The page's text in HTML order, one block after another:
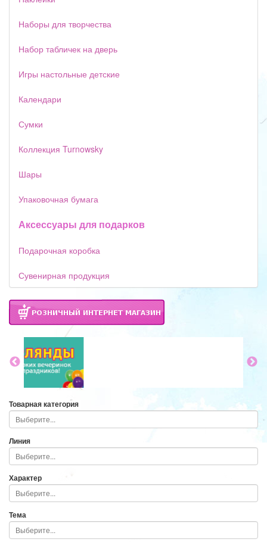
Наборы для творчества
Набор табличек на дверь
Игры настольные детские
Календари
Сумки
Коллекция Turnowsky
Шары
Упаковочная бумага
Аксессуары для подарков
Подарочная коробка
Сувенирная продукция
Товарная категория
Линия
Характер
Тема